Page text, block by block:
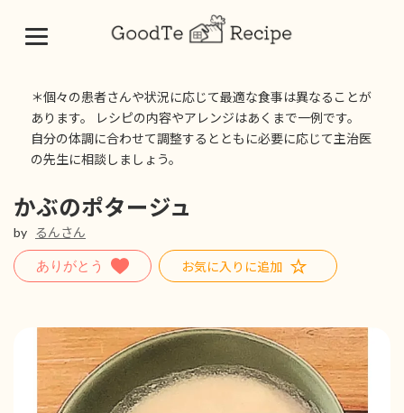
＊個々の患者さんや状況に応じて最適な食事は異なることが
あります。 レシピの内容やアレンジはあくまで一例です。
自分の体調に合わせて調整するとともに必要に応じて主治医
の先生に相談しましょう。
かぶのポタージュ
by るんさん
お気に入りに追加